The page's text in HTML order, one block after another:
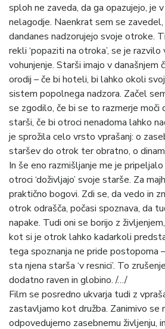
sploh ne zaveda, da ga opazujejo, je
nelagodje. Naenkrat sem se
dandanes nadzorujejo svoje otroke.
rekli ‘popaziti na otroka’, se je
vohunjenje. Starši imajo v današnjem
orodij – če bi hoteli, bi lahko okoli
sistem popolnega nadzora. Začel
se zgodilo, če bi se to razmerje moči
starši, če bi otroci nenadoma lahko
je sprožila celo vrsto vprašanj: o
staršev do otrok ter obratno, o
In še eno razmišljanje me je
otroci ‘doživljajo’ svoje starše. Za
praktično bogovi. Zdi se, da vedo in
otrok odrašča, počasi spoznava, da
napake. Tudi oni se borijo z
kot si je otrok lahko kadarkoli
tega spoznanja ne pride postopoma
sta njena starša ‘v resnici’. To
dodatno raven in globino. /…/
Film se posredno ukvarja tudi z
zastavljamo kot družba. Zanimivo se
odpovedujemo zasebnemu življenju,